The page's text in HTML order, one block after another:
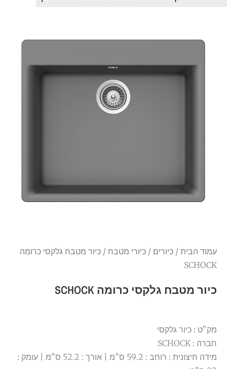
עמוד הבית / כיורים / כיורי מטבח / כיור מטבח גלקסי כרומה
SCHOCK
כיור מטבח גלקסי כרומה SCHOCK
מק"ט : כיור גלקסי
חברה : SCHOCK
מידה חיצונית : רוחב : 59.2 ס"מ | אורך : 52.2 ס"מ | עומק :